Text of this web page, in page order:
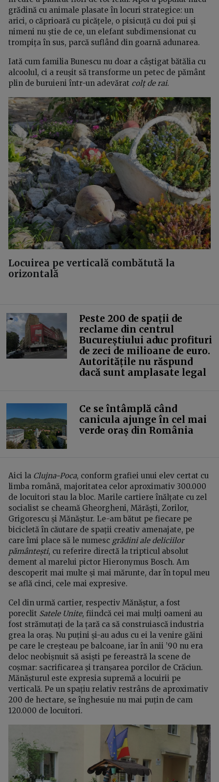
grădină cu animale plasate în locuri strategice: un
arici, o căprioară cu picățele, o pisicuță cu doi pui și
nimeni nu știe de ce, un elefant subdimensionat cu
trompița în sus, parcă suflând din goarnă adunarea.
Iată cum familia Bunescu nu doar a câștigat bătălia cu
alcoolul, ci a reușit să transforme un petec de pământ
plin de buruieni într-un adevărat colț de rai.
Locuirea pe verticală combătută la
orizontală
Peste 200 de spații de
reclame din centrul
Bucureștiului aduc profituri
de zeci de milioane de euro.
Autoritățile nu răspund
dacă sunt amplasate legal
Ce se întâmplă când
canicula ajunge în cel mai
verde oraș din România
Aici la Clujna-Poca, conform grafiei unui elev certat cu
limba română, majoritatea celor aproximativ 300.000
de locuitori stau la bloc. Marile cartiere înălțate cu zel
socialist se cheamă Gheorgheni, Mărăști, Zorilor,
Grigorescu și Mănăștur. Le-am bătut pe fiecare pe
bicicletă în căutare de spații creativ amenajate, pe
care îmi place să le numesc grădini ale deliciilor
pământești, cu referire directă la tripticul absolut
dement al marelui pictor Hieronymus Bosch. Am
descoperit mai multe și mai mărunte, dar în topul meu
se află cinci, cele mai expresive.
Cel din urmă cartier, respectiv Mănăștur, a fost
poreclit Satele Unite, fiindcă cei mai mulți oameni au
fost strămutați de la țară ca să construiască industria
grea la oraș. Nu puțini și-au adus cu ei la venire găini
pe care le creșteau pe balcoane, iar în anii ’90 nu era
deloc neobișnuit să asiști pe fereastră la scene de
coșmar: sacrificarea și tranșarea porcilor de Crăciun.
Mănășturul este expresia supremă a locuirii pe
verticală. Pe un spațiu relativ restrâns de aproximativ
200 de hectare, se înghesuie nu mai puțin de cam
120.000 de locuitori.